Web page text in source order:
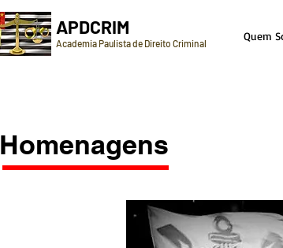
APDCRIM
Academia Paulista de Direito Criminal
Quem
Homenagens